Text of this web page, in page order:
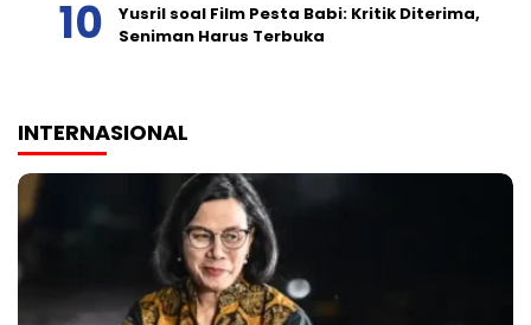
Yusril soal Film Pesta Babi: Kritik Diterima,
Seniman Harus Terbuka
INTERNASIONAL